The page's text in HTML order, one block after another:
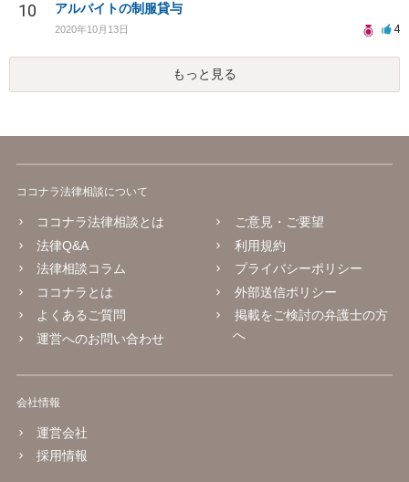
10 アルバイトの制服貸与
2020年10月13日 4
もっと見る
ココナラ法律相談について
ココナラ法律相談とは
法律Q&A
法律相談コラム
ココナラとは
よくあるご質問
運営へのお問い合わせ
ご意見・ご要望
利用規約
プライバシーポリシー
外部送信ポリシー
掲載をご検討の弁護士の方
へ
会社情報
運営会社
採用情報